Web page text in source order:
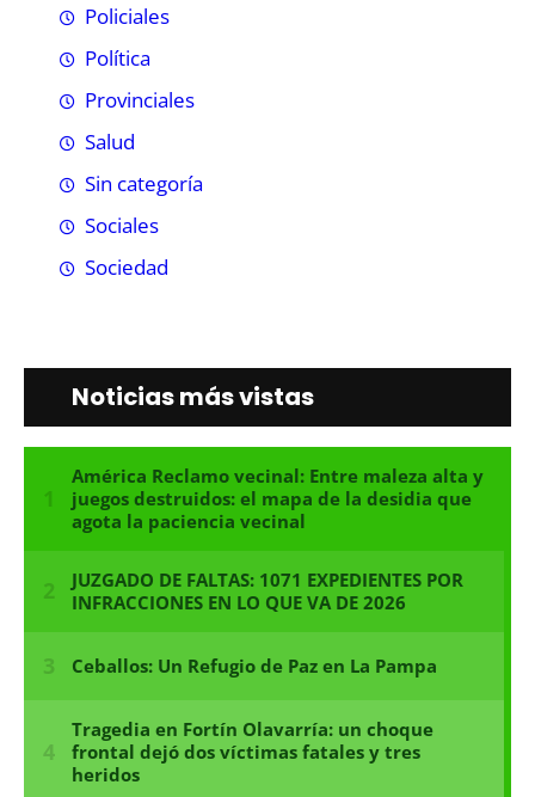
Policiales
Política
Provinciales
Salud
Sin categoría
Sociales
Sociedad
Noticias más vistas